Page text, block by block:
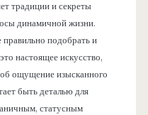
традиции и секреты
динамичной жизни.
подобрать и
настоящее искусство,
ощущение изысканного
быть деталью для
статусным